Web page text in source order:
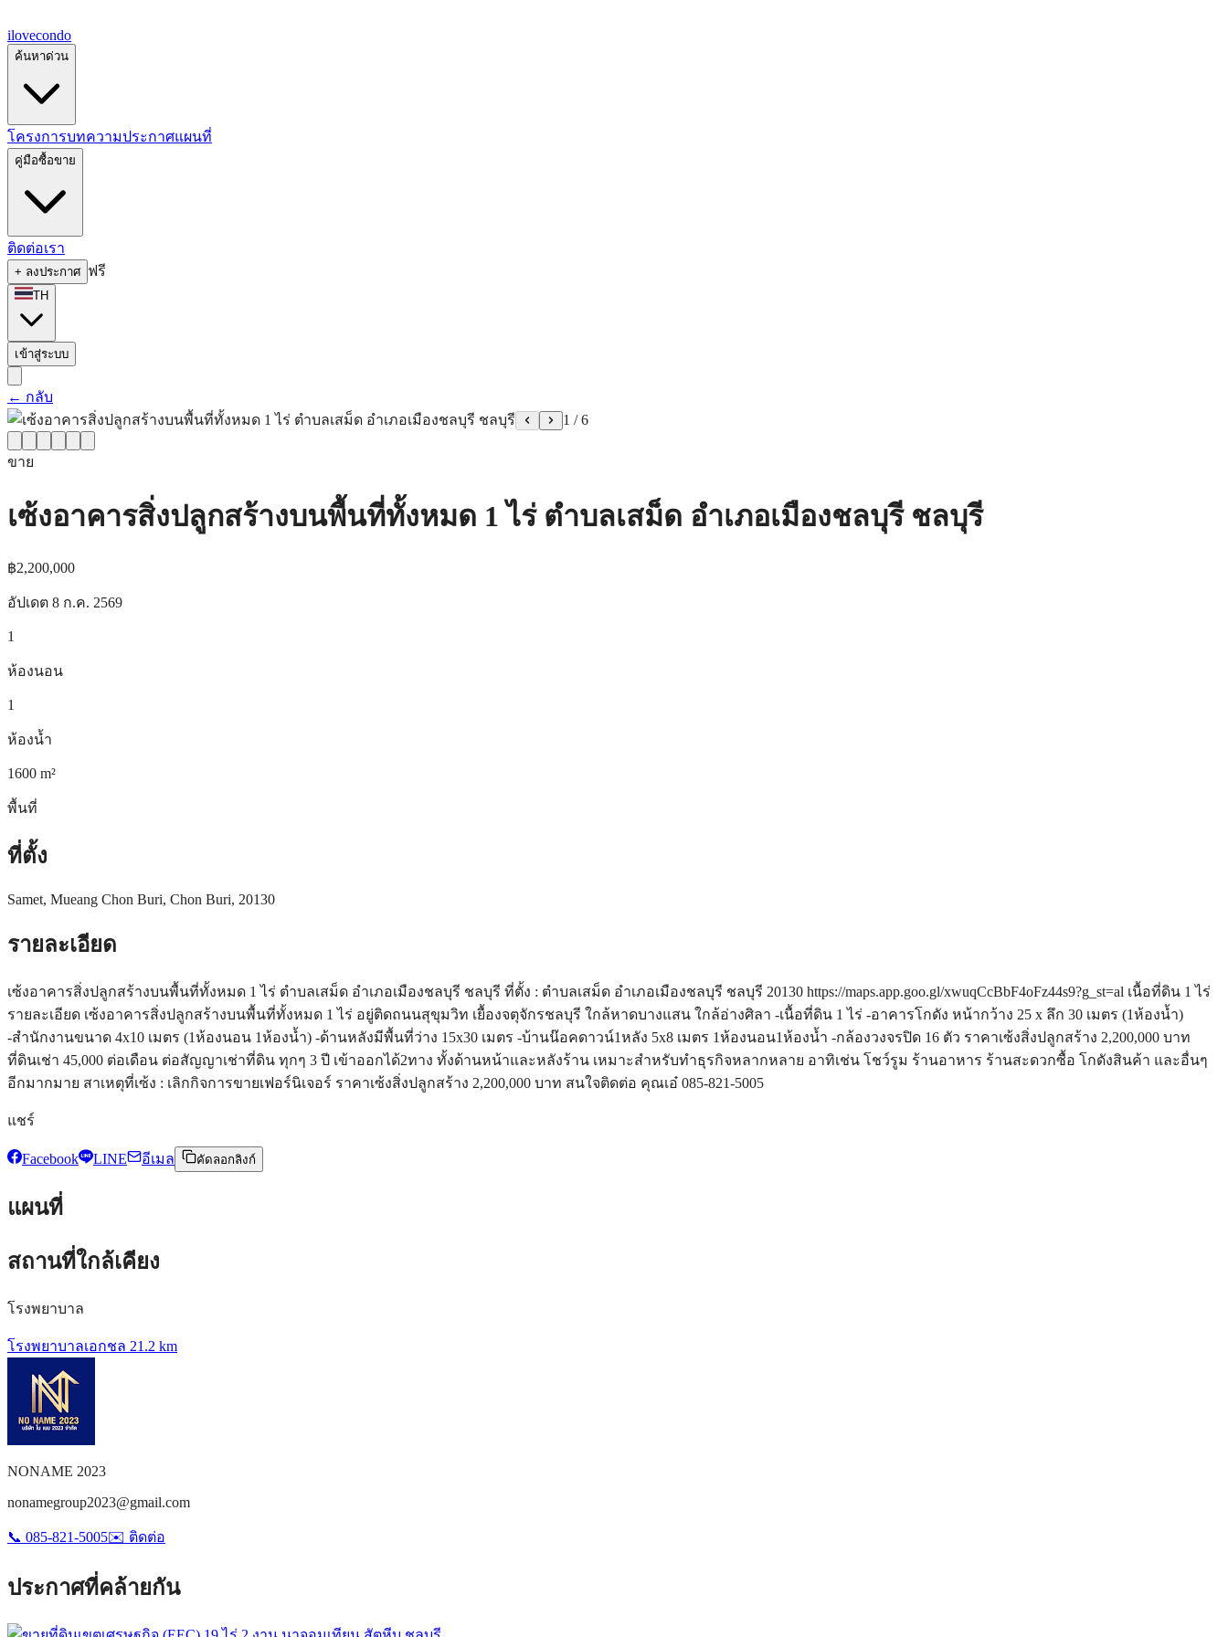
ilovecondo
ค้นหาด่วน
โครงการบทความประกาศแผนที่
คู่มือซื้อขาย
ติดต่อเรา
+ ลงประกาศ ฟรี
TH
เข้าสู่ระบบ
← กลับ
1 /6
ขาย
เซ้งอาคารสิ่งปลูกสร้างบนพื้นที่ทั้งหมด 1 ไร่ ตำบลเสม็ด อำเภอเมืองชลบุรี ชลบุรี
฿2,200,000
อัปเดต 8 ก.ค. 2569
1
ห้องนอน
1
ห้องน้ำ
1600 m²
พื้นที่
ที่ตั้ง
Samet, Mueang Chon Buri, Chon Buri, 20130
รายละเอียด
เซ้งอาคารสิ่งปลูกสร้างบนพื้นที่ทั้งหมด 1 ไร่ ตำบลเสม็ด อำเภอเมืองชลบุรี ชลบุรี ที่ตั้ง : ตำบลเสม็ด อำเภอเมืองชลบุรี ชลบุรี 20130 https://maps.app.goo.gl/xwuqCcBbF4oFz44s9?g_st=al เนื้อที่ดิน 1 ไร่
รายละเอียด เซ้งอาคารสิ่งปลูกสร้างบนพื้นที่ทั้งหมด 1 ไร่ อยู่ติดถนนสุขุมวิท เยื้องจตุจักรชลบุรี ใกล้หาดบางแสน ใกล้อ่างศิลา -เนื้อที่ดิน 1 ไร่ -อาคารโกดัง หน้ากว้าง 25 x ลึก 30 เมตร (1ห้องน้ำ)
-สำนักงานขนาด 4x10 เมตร (1ห้องนอน 1ห้องน้ำ) -ด้านหลังมีพื้นที่ว่าง 15x30 เมตร -บ้านน๊อคดาวน์1หลัง 5x8 เมตร 1ห้องนอน1ห้องน้ำ -กล้องวงจรปิด 16 ตัว ราคาเซ้งสิ่งปลูกสร้าง 2,200,000 บาท
ที่ดินเช่า 45,000 ต่อเดือน ต่อสัญญาเช่าที่ดิน ทุกๆ 3 ปี เข้าออกได้2ทาง ทั้งด้านหน้าและหลังร้าน เหมาะสำหรับทำธุรกิจหลากหลาย อาทิเช่น โชว์รูม ร้านอาหาร ร้านสะดวกซื้อ โกดังสินค้า และอื่นๆ
อีกมากมาย สาเหตุที่เซ้ง : เลิกกิจการขายเฟอร์นิเจอร์ ราคาเซ้งสิ่งปลูกสร้าง 2,200,000 บาท สนใจติดต่อ คุณเอ๋ 085-821-5005
แชร์
Facebook LINE อีเมล คัดลอกลิงก์
แผนที่
สถานที่ใกล้เคียง
โรงพยาบาล
โรงพยาบาลเอกชล 21.2 km
NONAME 2023
nonamegroup2023@gmail.com
📞 085-821-5005✉️ ติดต่อ
ประกาศที่คล้ายกัน